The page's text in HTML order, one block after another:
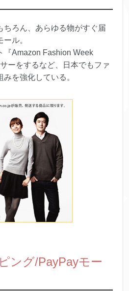
ちろん、あらゆる物がすぐ届
ル。
『Amazon Fashion Week
ーをするなど、日本でもファ
を強化している。
ング/PayPayモー